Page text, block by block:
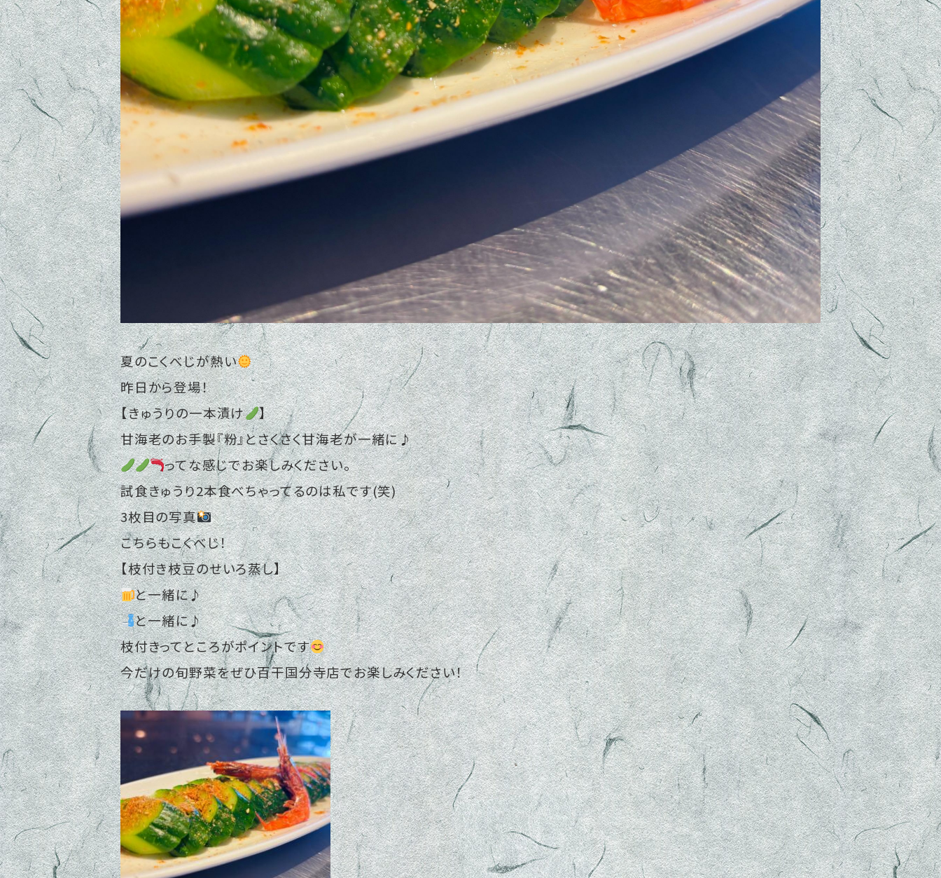
夏のこくべじが熱い
昨日から登場！
【きゅうりの一本漬け
】
甘海老のお手製『粉』とさくさく甘海老が一緒に♪
ってな感じでお楽しみください。
試食きゅうり2本食べちゃってるのは私です(笑)
3枚目の写真
こちらもこくべじ！
【枝付き枝豆のせいろ蒸し】
と一緒に♪
と一緒に♪
枝付きってところがポイントです
今だけの旬野菜をぜひ百干国分寺店でお楽しみください！